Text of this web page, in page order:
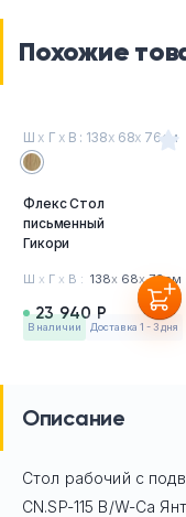
Похожие
Ш х Г х В : 138х 68х 76см
Флекс Стол
письменный
Гикори
Ш х Г х В : 138х 68х76см
23 940 Р
в наличии Доставка 1 - 3 дня
Описание
Стол рабочий с
CN.SP-115 B/W-Са